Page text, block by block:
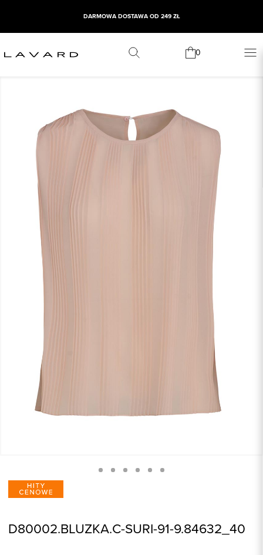
DARMOWA DOSTAWA OD 249 ZŁ
0
D80002.BLUZKA.C-SURI-91-9.84632_40